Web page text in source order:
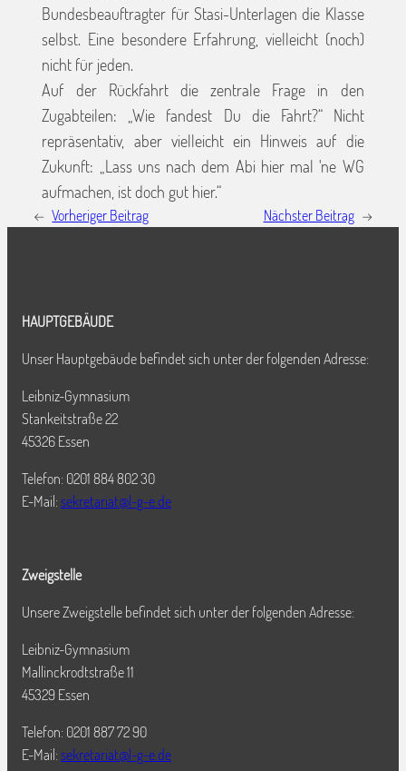
Bundesbeauftragter für Stasi-Unterlagen die Klasse
selbst. Eine besondere Erfahrung, vielleicht (noch)
nicht für jeden.
Auf der Rückfahrt die zentrale Frage in den
Zugabteilen: „Wie fandest Du die Fahrt?“ Nicht
repräsentativ, aber vielleicht ein Hinweis auf die
Zukunft: „Lass uns nach dem Abi hier mal 'ne WG
aufmachen, ist doch gut hier.“
← Vorheriger Beitrag Nächster Beitrag →
HAUPTGEBÄUDE
Unser Hauptgebäude befindet sich unter der folgenden Adresse:
Leibniz-Gymnasium
Stankeitstraße 22
45326 Essen
Telefon: 0201 884 802 30
E-Mail: sekretariat@l-g-e.de
Zweigstelle
Unsere Zweigstelle befindet sich unter der folgenden Adresse:
Leibniz-Gymnasium
Mallinckrodtstraße 11
45329 Essen
Telefon: 0201 887 72 90
E-Mail: sekretariat@l-g-e.de